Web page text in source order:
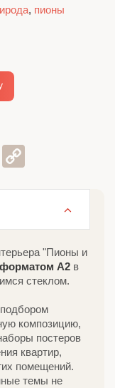
, пионы
Threads
"Пионы и
форматом А2 в
стеклом.
композицию,
постеров
квартир,
помещений.
темы не